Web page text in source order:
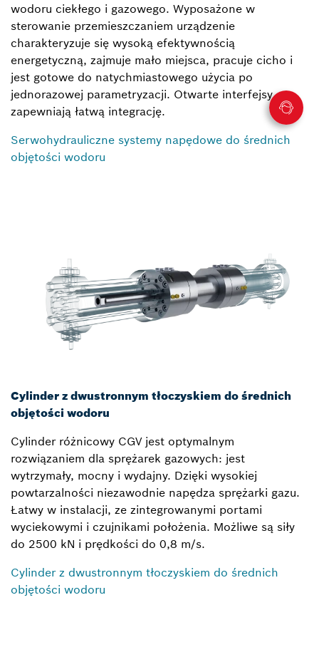
wodoru ciekłego i gazowego. Wyposażone w
sterowanie przemieszczaniem urządzenie
charakteryzuje się wysoką efektywnością
energetyczną, zajmuje mało miejsca, pracuje cicho i
jest gotowe do natychmiastowego użycia po
jednorazowej parametryzacji. Otwarte interfejsy
zapewniają łatwą integrację.
Serwohydrauliczne systemy napędowe do średnich
objętości wodoru
Cylinder z dwustronnym tłoczyskiem do średnich
objętości wodoru
Cylinder różnicowy CGV jest optymalnym
rozwiązaniem dla sprężarek gazowych: jest
wytrzymały, mocny i wydajny. Dzięki wysokiej
powtarzalności niezawodnie napędza sprężarki gazu.
Łatwy w instalacji, ze zintegrowanymi portami
wyciekowymi i czujnikami położenia. Możliwe są siły
do 2500 kN i prędkości do 0,8 m/s.
Cylinder z dwustronnym tłoczyskiem do średnich
objętości wodoru